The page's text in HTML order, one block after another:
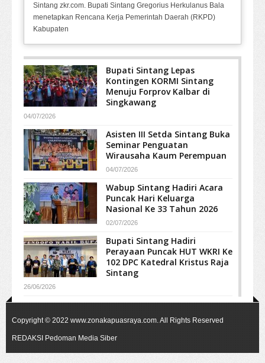
Sintang zkr.com. Bupati Sintang Gregorius Herkulanus Bala
menetapkan Rencana Kerja Pemerintah Daerah (RKPD)
Kabupaten
Bupati Sintang Lepas
Kontingen KORMI Sintang
Menuju Forprov Kalbar di
Singkawang
04/07/2026
Asisten III Setda Sintang Buka
Seminar Penguatan
Wirausaha Kaum Perempuan
04/07/2026
Wabup Sintang Hadiri Acara
Puncak Hari Keluarga
Nasional Ke 33 Tahun 2026
02/07/2026
Bupati Sintang Hadiri
Perayaan Puncak HUT WKRI Ke
102 DPC Katedral Kristus Raja
Sintang
26/06/2026
Copyright © 2022 www.zonakapuasraya.com. All Rights Reserved
REDAKSI Pedoman Media Siber